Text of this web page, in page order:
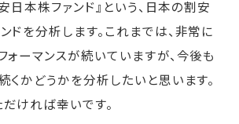
日本株ファンド』という、日本の割安
ドを分析します。これまでは、非常に
ォーマンスが続いていますが、今後も
くかどうかを分析したいと思います。
ければ幸いです。